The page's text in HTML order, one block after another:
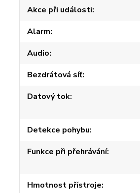
Akce při události
Alarm
Audio
Bezdrátová síť
Datový tok
Detekce pohybu
Funkce při přehrávání
Hmotnost přístroje